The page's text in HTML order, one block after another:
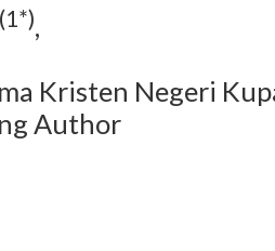
(1*),
Kristen Negeri
Author